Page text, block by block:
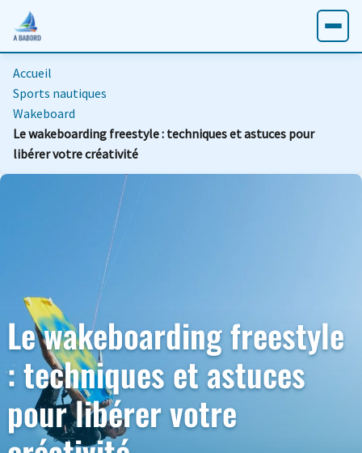
Accueil
Sports nautiques
Wakeboard
Le wakeboarding freestyle : techniques et astuces pour
libérer votre créativité
Le wakeboarding freestyle
: techniques et astuces
pour libérer votre